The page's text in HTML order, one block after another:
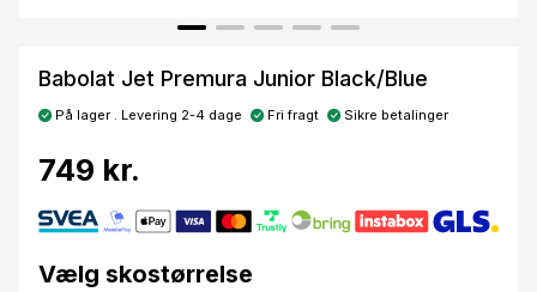
Babolat Jet Premura Junior Black/Blue
På lager . Levering 2-4 dage Fri fragt Sikre betalinger
749 kr.
Vælg skostørrelse